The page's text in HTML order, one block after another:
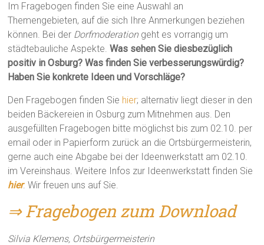
Im Fragebogen finden Sie eine Auswahl an
Themengebieten, auf die sich Ihre Anmerkungen beziehen
können. Bei der Dorfmoderation geht es vorrangig um
städtebauliche Aspekte.Was sehen Sie diesbezüglich
positiv in Osburg? Was finden Sie verbesserungswürdig?
Haben Sie konkrete Ideen und Vorschläge?
Den Fragebogen finden Sie hier; alternativ liegt dieser in den
beiden Bäckereien in Osburg zum Mitnehmen aus. Den
ausgefüllten Fragebogen bitte möglichst bis zum 02.10. per
email oder in Papierform zurück an die Ortsbürgermeisterin,
gerne auch eine Abgabe bei der Ideenwerkstatt am 02.10.
im Vereinshaus. Weitere Infos zur Ideenwerkstatt finden Sie
hier. Wir freuen uns auf Sie.
⇒ Fragebogen zum Download
Silvia Klemens, Ortsbürgermeisterin